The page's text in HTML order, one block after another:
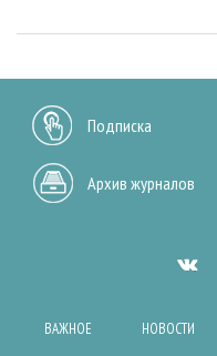
Подписка
Архив журналов
ВАЖНОЕ НОВОСТИ